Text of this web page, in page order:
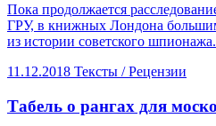
Пока продолжается
ГРУ, в книжных Лондона
из истории советского шпионажа.
11.12.2018 Тексты /Рецензии
​Табель о рангах для